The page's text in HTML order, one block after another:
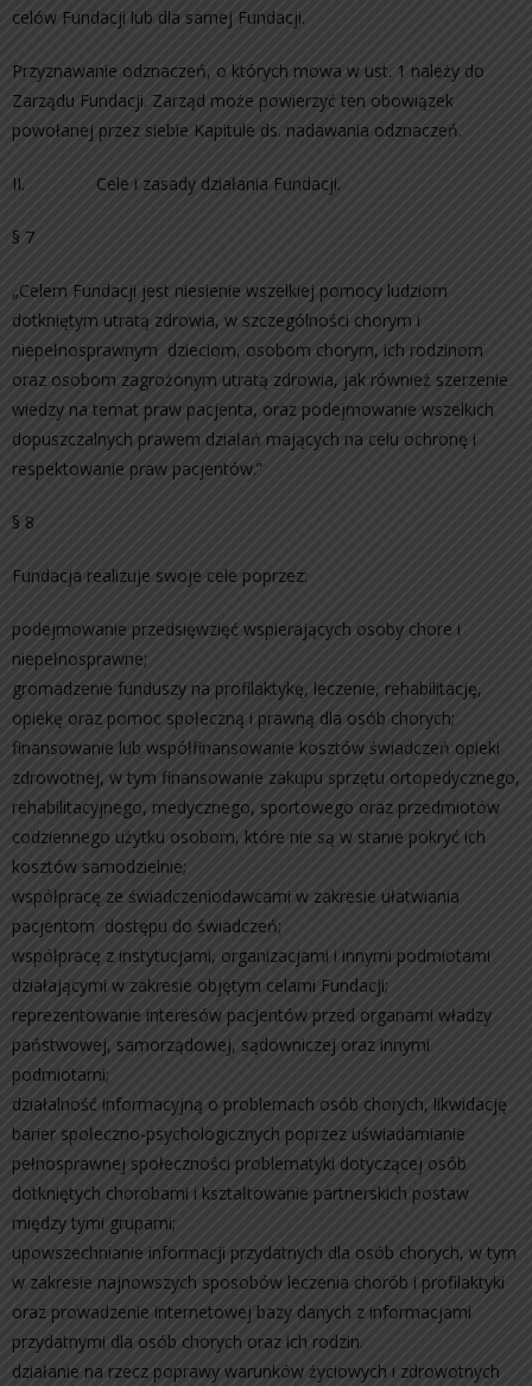
celów Fundacji lub dla samej Fundacji.
Przyznawanie odznaczeń, o których mowa w ust. 1 należy do
Zarządu Fundacji. Zarząd może powierzyć ten obowiązek
powołanej przez siebie Kapitule ds. nadawania odznaczeń.
II. Cele i zasady działania Fundacji.
§ 7
„Celem Fundacji jest niesienie wszelkiej pomocy ludziom
dotkniętym utratą zdrowia, w szczególności chorym i
niepełnosprawnym dzieciom, osobom chorym, ich rodzinom
oraz osobom zagrożonym utratą zdrowia, jak również szerzenie
wiedzy na temat praw pacjenta, oraz podejmowanie wszelkich
dopuszczalnych prawem działań mających na celu ochronę i
respektowanie praw pacjentów.”
§ 8
Fundacja realizuje swoje cele poprzez:
podejmowanie przedsięwzięć wspierających osoby chore i
niepełnosprawne;
gromadzenie funduszy na profilaktykę, leczenie, rehabilitację,
opiekę oraz pomoc społeczną i prawną dla osób chorych;
finansowanie lub współfinansowanie kosztów świadczeń opieki
zdrowotnej, w tym finansowanie zakupu sprzętu ortopedycznego,
rehabilitacyjnego, medycznego, sportowego oraz przedmiotów
codziennego użytku osobom, które nie są w stanie pokryć ich
kosztów samodzielnie;
współpracę ze świadczeniodawcami w zakresie ułatwiania
pacjentom dostępu do świadczeń;
współpracę z instytucjami, organizacjami i innymi podmiotami
działającymi w zakresie objętym celami Fundacji;
reprezentowanie interesów pacjentów przed organami władzy
państwowej, samorządowej, sądowniczej oraz innymi
podmiotami;
działalność informacyjną o problemach osób chorych, likwidację
barier społeczno-psychologicznych poprzez uświadamianie
pełnosprawnej społeczności problematyki dotyczącej osób
dotkniętych chorobami i kształtowanie partnerskich postaw
między tymi grupami;
upowszechnianie informacji przydatnych dla osób chorych, w tym
w zakresie najnowszych sposobów leczenia chorób i profilaktyki
oraz prowadzenie internetowej bazy danych z informacjami
przydatnymi dla osób chorych oraz ich rodzin.
działanie na rzecz poprawy warunków życiowych i zdrowotnych